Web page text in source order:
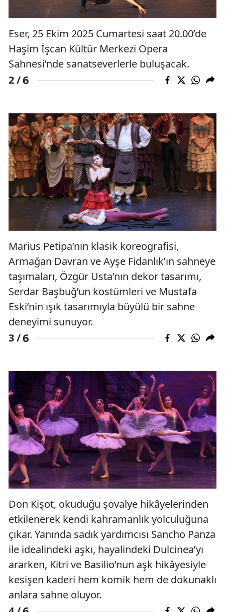
Eser, 25 Ekim 2025 Cumartesi saat 20.00’de
Haşim İşcan Kültür Merkezi Opera
Sahnesi’nde sanatseverlerle buluşacak.
2 /6
Marius Petipa’nın klasik koreografisi,
Armağan Davran ve Ayşe Fidanlık’ın sahneye
taşımaları, Özgür Usta’nın dekor tasarımı,
Serdar Başbuğ’un kostümleri ve Mustafa
Eski’nin ışık tasarımıyla büyülü bir sahne
deneyimi sunuyor.
3 /6
Don Kişot, okuduğu şövalye hikâyelerinden
etkilenerek kendi kahramanlık yolculuğuna
çıkar. Yanında sadık yardımcısı Sancho Panza
ile idealindeki aşkı, hayalindeki Dulcinea’yı
ararken, Kitri ve Basilio’nun aşk hikâyesiyle
kesişen kaderi hem komik hem de dokunaklı
anlara sahne oluyor.